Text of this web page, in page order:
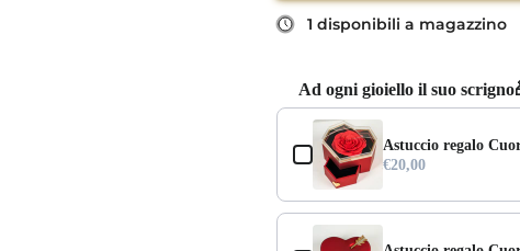
1 disponibili a magazzino
Ad ogni gioiello il suo
Use the Previous and Next buttons
Astuccio regalo
€20,00